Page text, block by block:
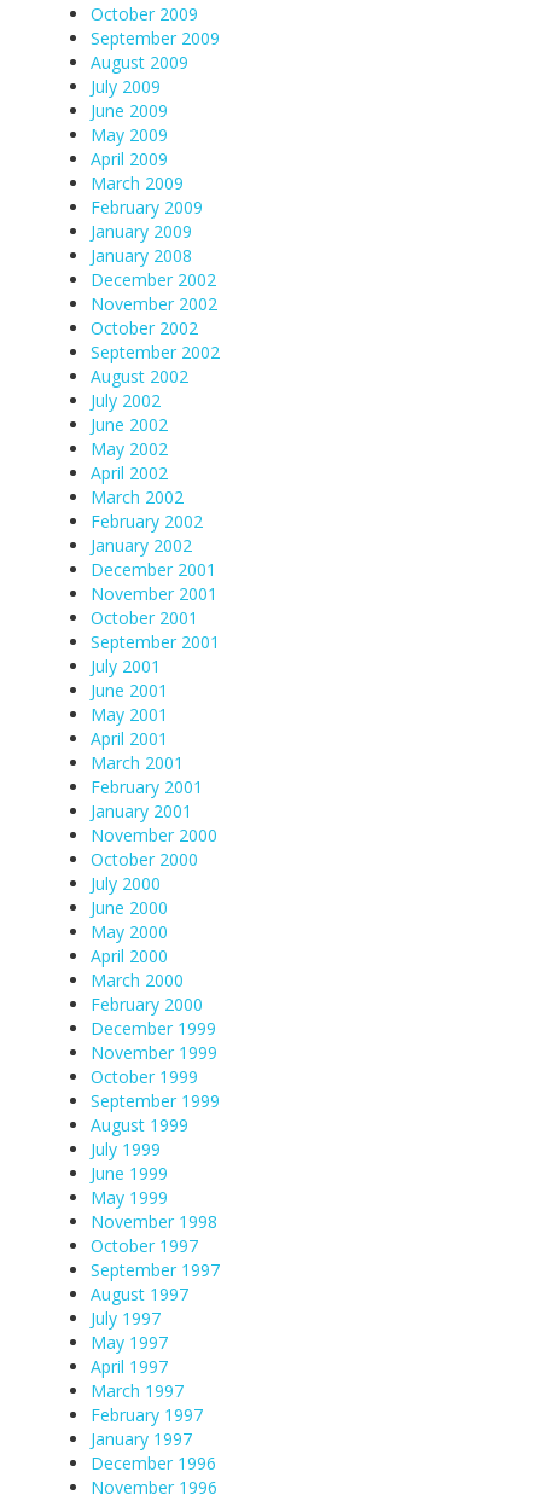
October 2009
September 2009
August 2009
July 2009
June 2009
May 2009
April 2009
March 2009
February 2009
January 2009
January 2008
December 2002
November 2002
October 2002
September 2002
August 2002
July 2002
June 2002
May 2002
April 2002
March 2002
February 2002
January 2002
December 2001
November 2001
October 2001
September 2001
July 2001
June 2001
May 2001
April 2001
March 2001
February 2001
January 2001
November 2000
October 2000
July 2000
June 2000
May 2000
April 2000
March 2000
February 2000
December 1999
November 1999
October 1999
September 1999
August 1999
July 1999
June 1999
May 1999
November 1998
October 1997
September 1997
August 1997
July 1997
May 1997
April 1997
March 1997
February 1997
January 1997
December 1996
November 1996